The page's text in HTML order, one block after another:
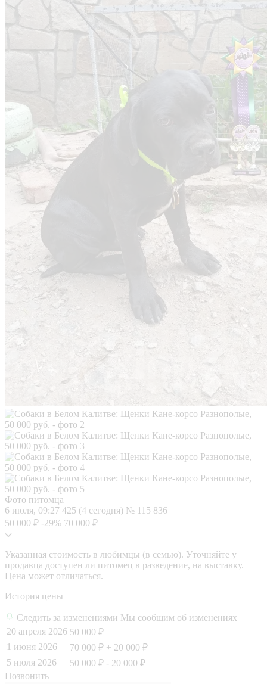
Фото питомца
6 июля, 09:27 425 (4 сегодня) № 115 836
50 000 ₽ -29% 70 000 ₽
Указанная стоимость в любимцы (в семью). Уточняйте у
продавца доступен ли питомец в разведение, на выставку.
Цена может отличаться.
История цены
Следить за изменениями Мы сообщим об изменениях
20 апреля 2026 50 000 ₽
1 июня 2026
70 000 ₽ + 20 000 ₽
5 июля 2026
50 000 ₽ - 20 000 ₽
Позвонить